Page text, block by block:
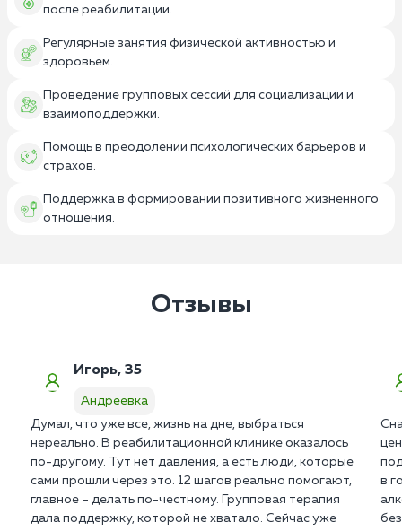
после реабилитации.
Регулярные занятия физической активностью и
здоровьем.
Проведение групповых сессий для социализации и
взаимоподдержки.
Помощь в преодолении психологических барьеров и
страхов.
Поддержка в формировании позитивного жизненного
отношения.
Отзывы
Игорь, 35
Андреевка
Думал, что уже все, жизнь на дне, выбраться
нереально. В реабилитационной клинике оказалось
по-другому. Тут нет давления, а есть люди, которые
сами прошли через это. 12 шагов реально помогают,
главное – делать по-честному. Групповая терапия
дала поддержку, которой не хватало. Сейчас уже
в